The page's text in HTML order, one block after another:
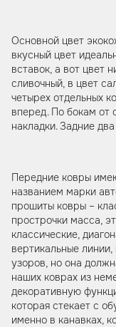
Основной цвет
вкусный цвет
вставок, а вот цвет
сливочный, в цвет
четырех отдельных
вперед. По бокам от
накладки. Задние
Передние ковры
названием марки
прошиты ковры –
прострочки масса,
классические,
вертикальные
узоров, но она
наших коврах из
декоративную
которая стекает с
именно в канавках,